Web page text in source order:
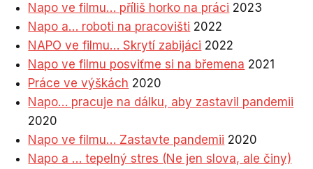
Napo ve filmu… příliš horko na práci 2023
Napo a… roboti na pracovišti 2022
NAPO ve filmu… Skrytí zabijáci 2022
Napo ve filmu posviťme si na břemena 2021
Práce ve výškách 2020
Napo… pracuje na dálku, aby zastavil pandemii
2020
Napo ve filmu… Zastavte pandemii 2020
Napo a … tepelný stres (Ne jen slova, ale činy)